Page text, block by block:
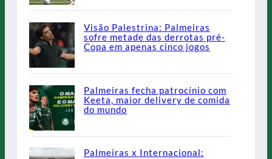
Visão Palestrina: Palmeiras
sofre metade das derrotas pré-
Copa em apenas cinco jogos
Palmeiras fecha patrocínio com
Keeta, maior delivery de comida
do mundo
Palmeiras x Internacional: